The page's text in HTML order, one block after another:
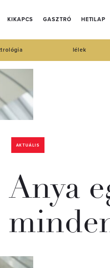
KIKAPCS GASZTRÓ HETILAP
lélek
AKTUÁLIS
Anya